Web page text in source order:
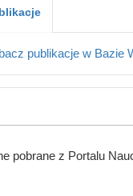
publikacje w Bazie
pobrane z Portalu